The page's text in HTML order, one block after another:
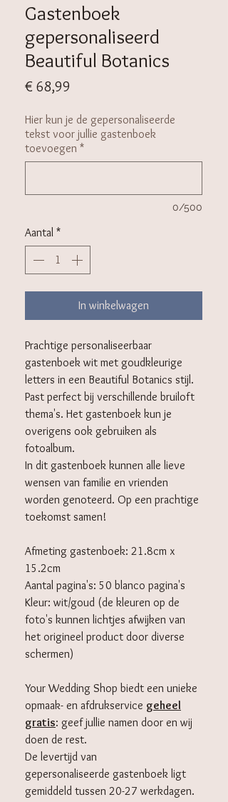
Gastenboek
gepersonaliseerd
Beautiful Botanics
€ 68,99
Hier kun je de gepersonaliseerde
tekst voor jullie gastenboek
toevoegen *
0/500
Aantal *
In winkelwagen
Prachtige personaliseerbaar
gastenboek wit met goudkleurige
letters in een Beautiful Botanics stijl.
Past perfect bij verschillende bruiloft
thema's. Het gastenboek kun je
overigens ook gebruiken als
fotoalbum.
In dit gastenboek kunnen alle lieve
wensen van familie en vrienden
worden genoteerd. Op een prachtige
toekomst samen!
Afmeting gastenboek: 21.8cm x
15.2cm
Aantal pagina's: 50 blanco pagina's
Kleur: wit/goud (de kleuren op de
foto's kunnen lichtjes afwijken van
het origineel product door diverse
schermen)
Your Wedding Shop biedt een unieke
opmaak- en afdrukservice geheel
gratis: geef jullie namen door en wij
doen de rest.
De levertijd van
gepersonaliseerde gastenboek ligt
gemiddeld tussen 20-27 werkdagen.